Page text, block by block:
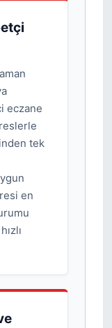
eczane
tek
en